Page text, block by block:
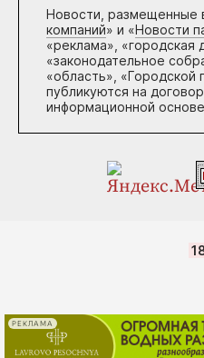
Новости, размещенные
компаний» и «Новости
«реклама», «городская
«законодательное
«область», «Городской
публикуются на
информационной
РЕКЛАМА